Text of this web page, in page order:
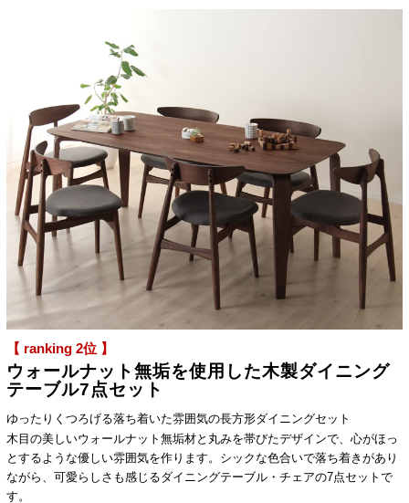
【 ranking 2位 】
ウォールナット無垢を使用した木製ダイニング
テーブル7点セット
ゆったりくつろげる落ち着いた雰囲気の長方形ダイニングセット
木目の美しいウォールナット無垢材と丸みを帯びたデザインで、心がほっ
とするような優しい雰囲気を作ります。シックな色合いで落ち着きがあり
ながら、可愛らしさも感じるダイニングテーブル・チェアの7点セットで
す。